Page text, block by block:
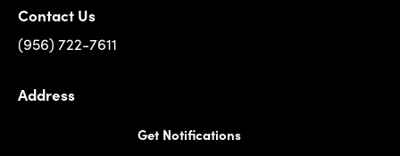
Contact Us
(956) 722-7611
Address
Get Notifications